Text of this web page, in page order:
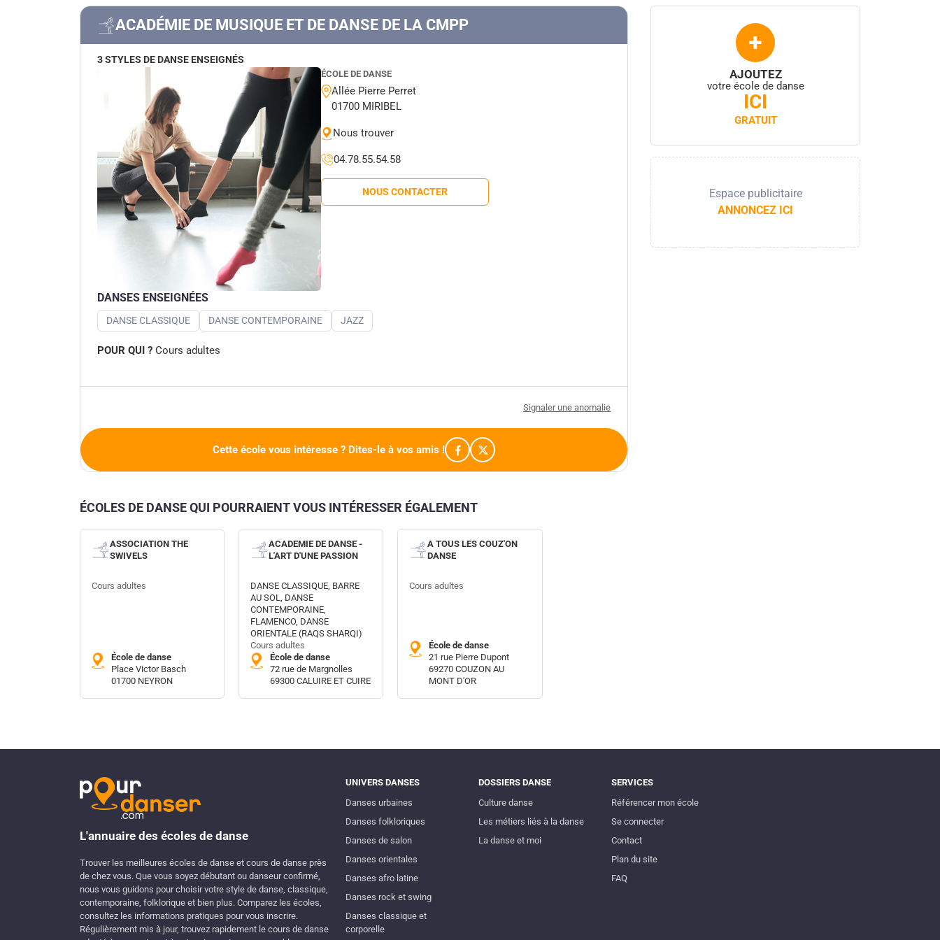
ACADÉMIE DE MUSIQUE ET DE DANSE DE LA CMPP
3 STYLES DE DANSE ENSEIGNÉS
ÉCOLE DE DANSE
Allée Pierre Perret
01700 MIRIBEL
Nous trouver
04.78.55.54.58
NOUS CONTACTER
DANSES ENSEIGNÉES
DANSE CLASSIQUE DANSE CONTEMPORAINE JAZZ
POUR QUI ? Cours adultes
Signaler une anomalie
Cette école vous intéresse ? Dites-le à vos amis !
+
AJOUTEZ
votre école de danse
ICI
GRATUIT
Espace publicitaire
ANNONCEZ ICI
ÉCOLES DE DANSE QUI POURRAIENT VOUS INTÉRESSER ÉGALEMENT
ASSOCIATION THE
SWIVELS
Cours adultes
École de danse
Place Victor Basch
01700 NEYRON
ACADEMIE DE DANSE -
L'ART D'UNE PASSION
DANSE CLASSIQUE, BARRE
AU SOL, DANSE
CONTEMPORAINE,
FLAMENCO, DANSE
ORIENTALE (RAQS SHARQI)
Cours adultes
École de danse
72 rue de Margnolles
69300 CALUIRE ET CUIRE
A TOUS LES COUZ'ON
DANSE
Cours adultes
École de danse
21 rue Pierre Dupont
69270 COUZON AU
MONT D'OR
L'annuaire des écoles de danse
Trouver les meilleures écoles de danse et cours de danse près
de chez vous. Que vous soyez débutant ou danseur confirmé,
nous vous guidons pour choisir votre style de danse, classique,
contemporaine, folklorique et bien plus. Comparez les écoles,
consultez les informations pratiques pour vous inscrire.
Régulièrement mis à jour, trouvez rapidement le cours de danse
UNIVERS DANSES
Danses urbaines
Danses folkloriques
Danses de salon
Danses orientales
Danses afro latine
Danses rock et swing
Danses classique et
corporelle
DOSSIERS DANSE
Culture danse
Les métiers liés à la danse
La danse et moi
SERVICES
Référencer mon école
Se connecter
Contact
Plan du site
FAQ